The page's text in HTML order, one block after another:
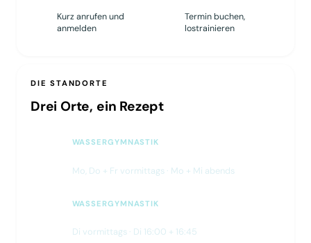
Kurz anrufen und
anmelden
Termin buchen,
lostrainieren
DIE STANDORTE
Drei Orte, ein Rezept
WASSERGYMNASTIK
Mo, Do + Fr vormittags · Mo + Mi abends
WASSERGYMNASTIK
Di vormittags · Di 16:00 + 16:45